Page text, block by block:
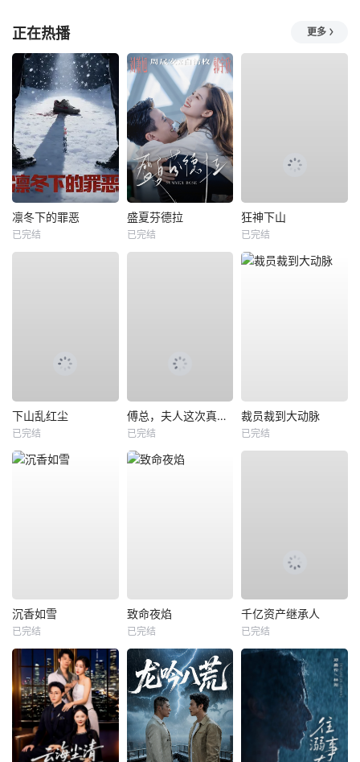
正在热播 更多
凛冬下的罪恶
已完结
盛夏芬德拉
已完结
狂神下山
已完结
下山乱红尘
已完结
傅总，夫人这次真的死了
已完结
裁员裁到大动脉
已完结
沉香如雪
已完结
致命夜焰
已完结
千亿资产继承人
已完结